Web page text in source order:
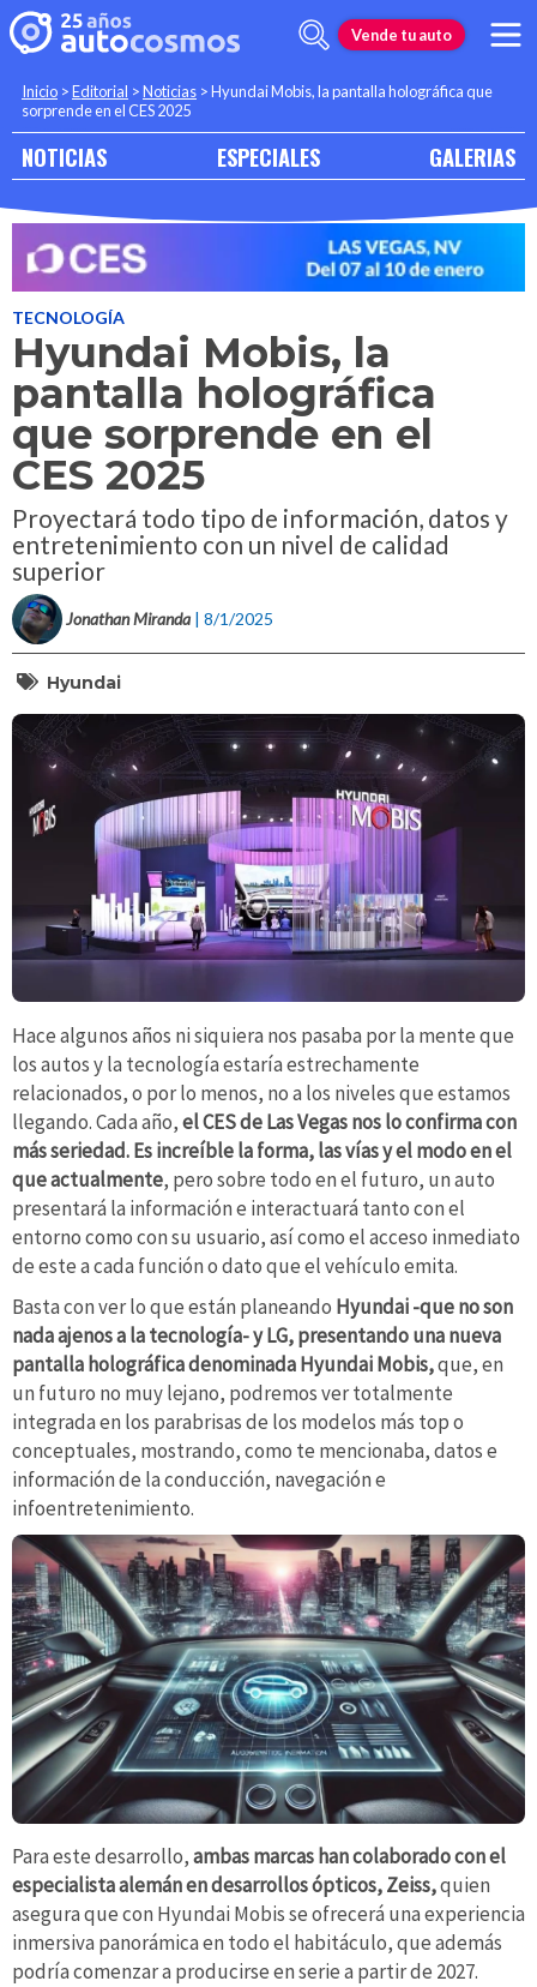
Vende tu auto
Inicio >Editorial >Noticias >Hyundai Mobis, la pantalla holográfica que
sorprende en el CES 2025
NOTICIAS ESPECIALES GALERIAS
TECNOLOGÍA
Hyundai Mobis, la
pantalla holográfica
que sorprende en el
CES 2025
Proyectará todo tipo de información, datos y
entretenimiento con un nivel de calidad
superior
Jonathan Miranda | 8/1/2025
Hyundai
Hace algunos años ni siquiera nos pasaba por la mente que
los autos y la tecnología estaría estrechamente
relacionados, o por lo menos, no a los niveles que estamos
llegando. Cada año,el CES de Las Vegas nos lo confirma con
más seriedad. Es increíble la forma, las vías y el modo en el
que actualmente, pero sobre todo en el futuro, un auto
presentará la información e interactuará tanto con el
entorno como con su usuario, así como el acceso inmediato
de este a cada función o dato que el vehículo emita.
Basta con ver lo que están planeando Hyundai -que no son
nada ajenos a la tecnología- y LG, presentando una nueva
pantalla holográfica denominada Hyundai Mobis,que, en
un futuro no muy lejano, podremos ver totalmente
integrada en los parabrisas de los modelos más top o
conceptuales, mostrando, como te mencionaba, datos e
información de la conducción, navegación e
infoentretenimiento.
Para este desarrollo,ambas marcas han colaborado con el
especialista alemán en desarrollos ópticos, Zeiss,quien
asegura que con Hyundai Mobis se ofrecerá una experiencia
inmersiva panorámica en todo el habitáculo, que además
podría comenzar a producirse en serie a partir de 2027.